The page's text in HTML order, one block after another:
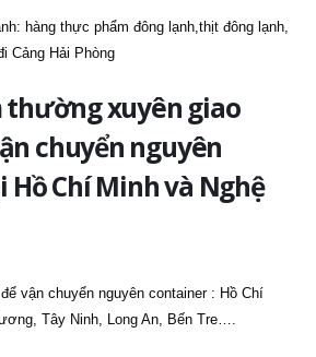
hàng thực phẩm đông lạnh,thịt đông lạnh,
Cảng Hải Phòng
thường xuyên giao
chuyển nguyên
Chí Minh và Nghệ
để vận chuyển nguyên container : Hồ Chí
Tây Ninh, Long An, Bến Tre….